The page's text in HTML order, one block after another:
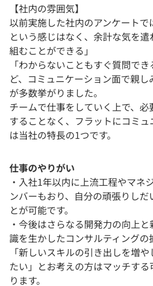
【社内の雰囲気】
以前実施した社内のアンケート
という感じはなく、余計な気を
組むことができる」
「わからないこともすぐ質問で
ど、コミュニケーション面で親
が多数挙がりました。
チームで仕事をしていく上で、
することなく、フラットにコミ
は当社の特長の1つです。
仕事のやりがい
・入社1年以内に上流工程やマネ
ンバーもおり、自分の頑張りし
とが可能です。
・今後はさらなる開発力の向上
識を生かしたコンサルティングの
「新しいスキルの引き出しを増
たい」とお考えの方はマッチす
ります。